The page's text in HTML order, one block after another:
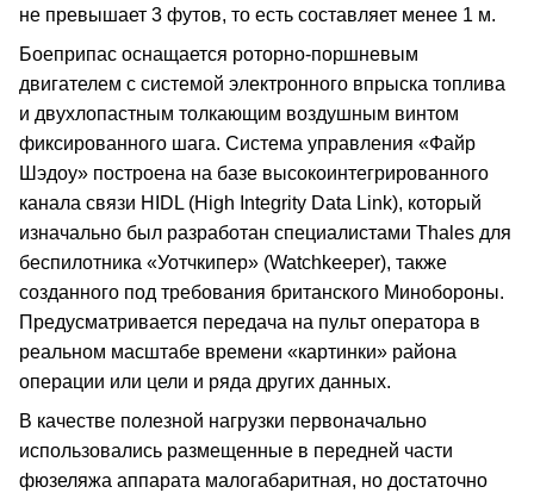
не превышает 3 футов, то есть составляет менее 1 м.
Боеприпас оснащается роторно-поршневым
двигателем с системой электронного впрыска топлива
и двухлопастным толкающим воздушным винтом
фиксированного шага. Система управления «Файр
Шэдоу» построена на базе высокоинтегрированного
канала связи HIDL (High Integrity Data Link), который
изначально был разработан специалистами Thales для
беспилотника «Уотчкипер» (Watchkeeper), также
созданного под требования британского Минобороны.
Предусматривается передача на пульт оператора в
реальном масштабе времени «картинки» района
операции или цели и ряда других данных.
В качестве полезной нагрузки первоначально
использовались размещенные в передней части
фюзеляжа аппарата малогабаритная, но достаточно